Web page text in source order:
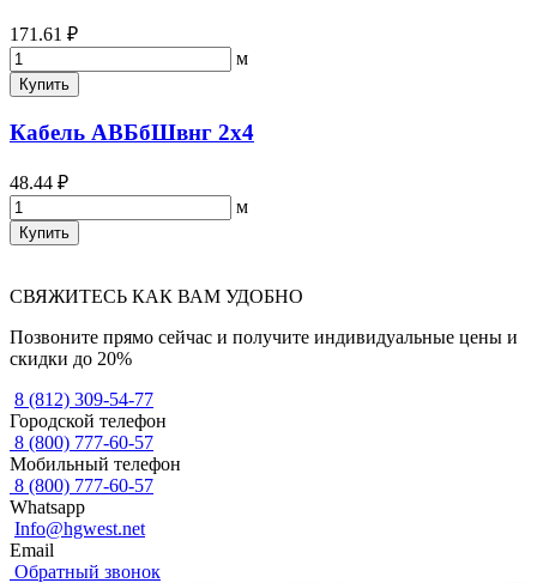
171.61 ₽
м
Купить
Кабель АВБбШвнг 2х4
48.44 ₽
м
Купить
СВЯЖИТЕСЬ КАК ВАМ УДОБНО
Позвоните прямо сейчас и получите индивидуальные цены и
скидки до 20%
8 (812) 309-54-77
Городской телефон
8 (800) 777-60-57
Мобильный телефон
8 (800) 777-60-57
Whatsapp
Info@hgwest.net
Email
Обратный звонок